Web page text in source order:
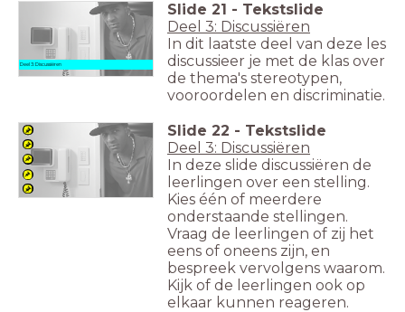
Deel 3: Discussiëren
Slide 21 - Tekstslide
Deel 3: Discussiëren
In dit laatste deel van deze les
discussieer je met de klas over
de thema's stereotypen,
vooroordelen en discriminatie.
Slide 22 - Tekstslide
Deel 3: Discussiëren
In deze slide discussiëren de
leerlingen over een stelling.
Kies één of meerdere
onderstaande stellingen.
Vraag de leerlingen of zij het
eens of oneens zijn, en
bespreek vervolgens waarom.
Kijk of de leerlingen ook op
elkaar kunnen reageren.